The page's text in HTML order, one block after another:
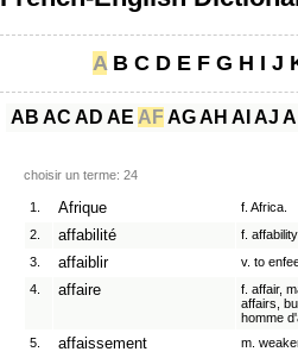
A B C D E F G H I J
AB AC AD AE AF AGAH AI AJ
choisir un terme: 24
1. Afrique
f. Africa.
2.
affabilité
f.
3.
affaiblir
v. to
4.
affaire
f. affair,
affairs,
homme
5.
affaissement
m.